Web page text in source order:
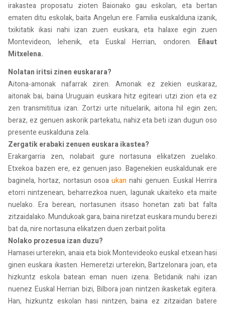
irakastea proposatu zioten Baionako gau eskolan, eta bertan
ematen ditu eskolak, baita Angelun ere. Familia euskalduna izanik,
txikitatik ikasi nahi izan zuen euskara, eta halaxe egin zuen
Montevideon, lehenik, eta Euskal Herrian, ondoren. Eñaut
Mitxelena.
Nolatan iritsi zinen euskarara?
Aitona-amonak nafarrak ziren. Amonak ez zekien euskaraz,
aitonak bai, baina Uruguain euskara hitz egiteari utzi zion eta ez
zen transmititua izan. Zortzi urte nituelarik, aitona hil egin zen;
beraz, ez genuen askorik partekatu, nahiz eta beti izan dugun oso
presente euskalduna zela.
Zergatik erabaki zenuen euskara ikastea?
Erakargarria zen, nolabait gure nortasuna elikatzen zuelako.
Etxekoa bazen ere, ez genuen jaso. Bagenekien euskaldunak ere
baginela, hortaz, nortasun osoa ukan nahi genuen. Euskal Herrira
etorri nintzenean, beharrezkoa nuen, lagunak ukaiteko eta maite
nuelako. Era berean, nortasunen itsaso honetan zati bat falta
zitzaidalako. Mundukoak gara, baina niretzat euskara mundu berezi
bat da, nire nortasuna elikatzen duen zerbait polita.
Nolako prozesua izan duzu?
Hamasei urterekin, anaia eta biok Montevideoko euskal etxean hasi
ginen euskara ikasten. Hemeretzi urterekin, Bartzelonara joan, eta
hizkuntz eskola batean eman nuen izena. Betidanik nahi izan
nuenez Euskal Herrian bizi, Bilbora joan nintzen ikasketak egitera.
Han, hizkuntz eskolan hasi nintzen, baina ez zitzaidan batere